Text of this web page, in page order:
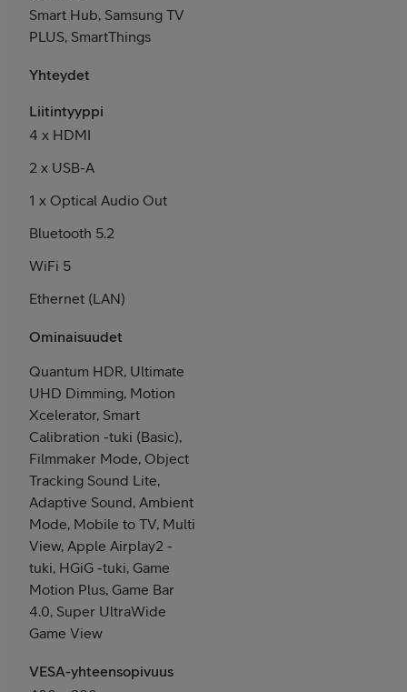
Smart Hub, Samsung TV
PLUS, SmartThings
Yhteydet
Liitintyyppi
4 x HDMI
2 x USB-A
1 x Optical Audio Out
Bluetooth 5.2
WiFi 5
Ethernet (LAN)
Ominaisuudet
Quantum HDR, Ultimate
UHD Dimming, Motion
Xcelerator, Smart
Calibration -tuki (Basic),
Filmmaker Mode, Object
Tracking Sound Lite,
Adaptive Sound, Ambient
Mode, Mobile to TV, Multi
View, Apple Airplay2 -
tuki, HGiG -tuki, Game
Motion Plus, Game Bar
4.0, Super UltraWide
Game View
VESA-yhteensopivuus